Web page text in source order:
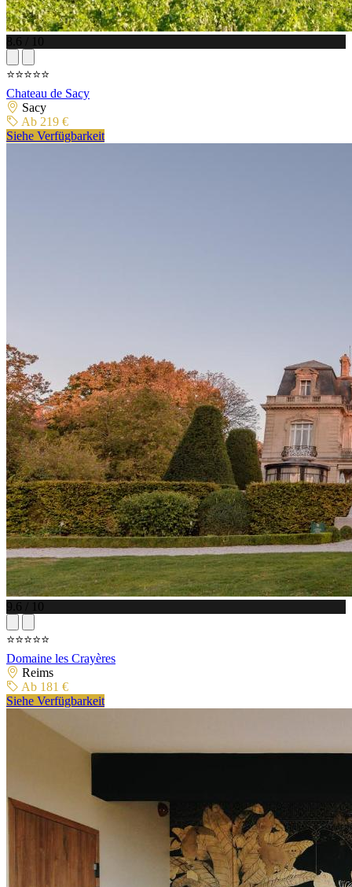
8.6 / 10
⭐⭐⭐⭐⭐
Chateau de Sacy
Sacy
Ab 219 €
Siehe Verfügbarkeit
9.6 / 10
⭐⭐⭐⭐⭐
Domaine les Crayères
Reims
Ab 181 €
Siehe Verfügbarkeit